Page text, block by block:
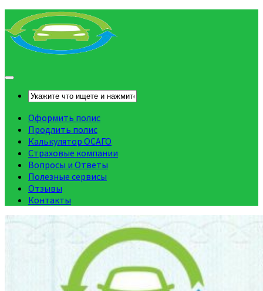
Оформить полис
Продлить полис
Калькулятор ОСАГО
Страховые компании
Вопросы и Ответы
Полезные сервисы
Отзывы
Контакты